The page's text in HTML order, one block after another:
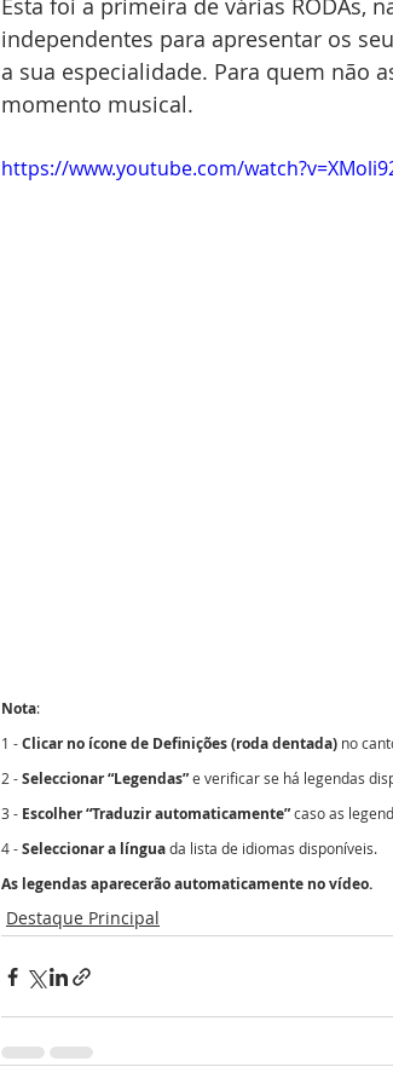
Esta foi a primeira de várias RODAs,
independentes para apresentar os
a sua especialidade. Para quem não
momento musical.
https://www.youtube.com/
Nota:
1 - Clicar no ícone de Definições (roda dentada) no
2 - Seleccionar “Legendas” e verificar se há legendas
3 - Escolher “Traduzir automaticamente” caso as
4 - Seleccionar a língua da lista de idiomas disponíveis.
As legendas aparecerão automaticamente no vídeo.
Destaque Principal